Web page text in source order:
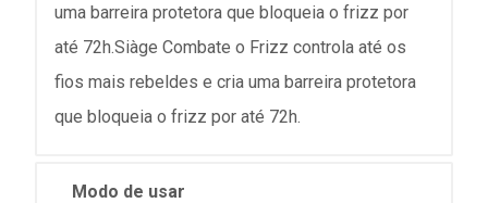
uma barreira protetora que bloqueia o frizz por
até 72h.Siàge Combate o Frizz controla até os
fios mais rebeldes e cria uma barreira protetora
que bloqueia o frizz por até 72h.
Modo de usar